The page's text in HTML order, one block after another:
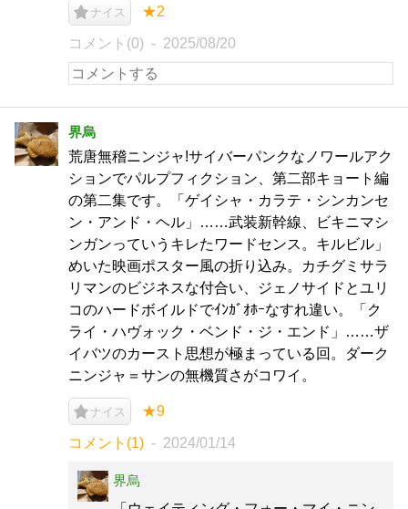
ナイス ★2
コメント(0) 2025/08/20
界烏
荒唐無稽ニンジャ!サイバーパンクなノワールアク
ションでパルプフィクション、第二部キョート編
の第二集です。「ゲイシャ・カラテ・シンカンセ
ン・アンド・ヘル」……武装新幹線、ビキニマシ
ンガンっていうキレたワードセンス。キルビル」
めいた映画ポスター風の折り込み。カチグミサラ
リマンのビジネスな付合い、ジェノサイドとユリ
コのハードボイルドでｲﾝｶﾞｵﾎｰなすれ違い。「ク
ライ・ハヴォック・ベンド・ジ・エンド」……ザ
イバツのカースト思想が極まっている回。ダーク
ニンジャ＝サンの無機質さがコワイ。
ナイス ★9
コメント(1) 2024/01/14
界烏